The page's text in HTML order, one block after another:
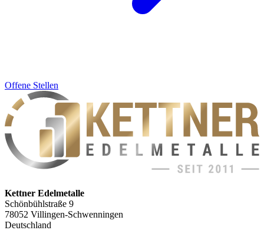
Offene Stellen
Kettner Edelmetalle
Schönbühlstraße 9
78052 Villingen-Schwenningen
Deutschland